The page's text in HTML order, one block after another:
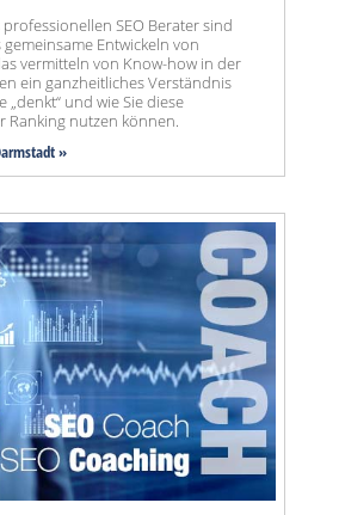
SEO Berater sind
Entwickeln von
vermitteln von Know-how in der
ein ganzheitliches Verständnis
„denkt“ und wie Sie diese
Ranking nutzen können.
»